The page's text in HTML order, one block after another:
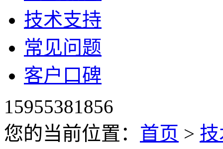
技术支持
常见问题
客户口碑
15955381856
您的当前位置： 首页 >